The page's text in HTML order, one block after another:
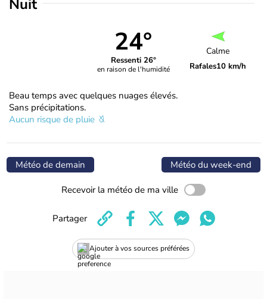
Nuit
24°
Ressenti 26°
en raison de l'humidité
Calme
Rafales10 km/h
Beau temps avec quelques nuages élevés.
Sans précipitations.
Aucun risque de pluie
Météo de demain Météo du week-end
Recevoir la météo de ma ville
Ajouter à vos sources préférées
Partager